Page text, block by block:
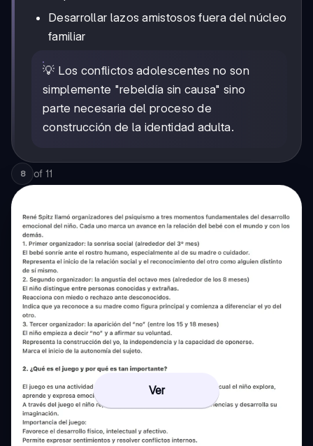
Desarrollar lazos amistosos fuera del núcleo
familiar
💡 Los conflictos adolescentes no son
simplemente "rebeldía sin causa" sino
parte necesaria del proceso de
construcción de la identidad adulta.
8 of 11
Ver